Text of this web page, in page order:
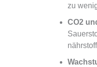
zu
CO2